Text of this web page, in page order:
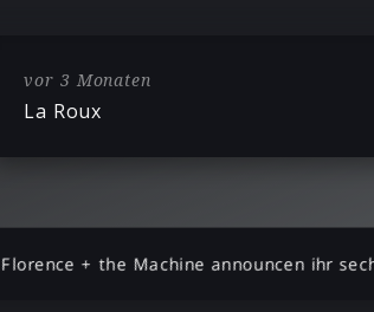
vor 3 Monaten
La Roux
Florence + the Machine announcen ihr